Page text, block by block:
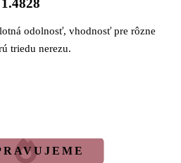
odolnosť, vhodnosť pre rôzne
triedu nerezu.